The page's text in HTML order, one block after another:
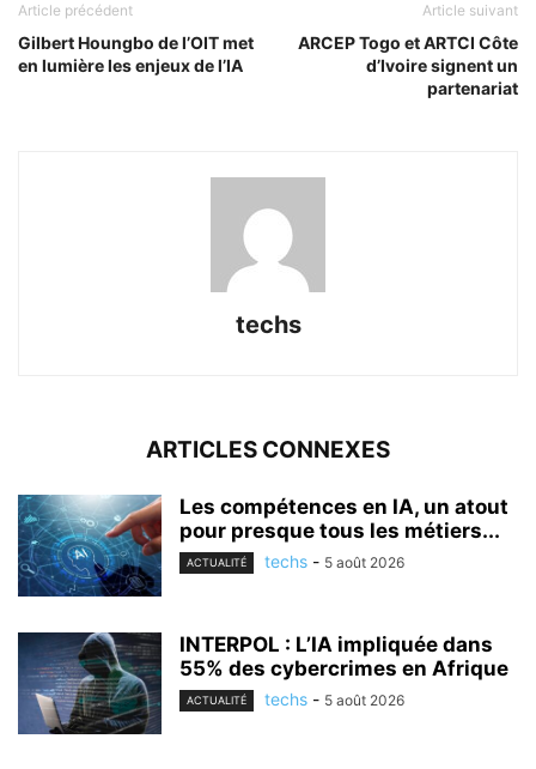
Article précédent
Gilbert Houngbo de l’OIT met
en lumière les enjeux de l’IA
Article suivant
ARCEP Togo et ARTCI Côte
d’Ivoire signent un
partenariat
techs
ARTICLES CONNEXES
Les compétences en IA, un atout
pour presque tous les métiers...
ACTUALITÉ techs - 5 août 2026
INTERPOL : L’IA impliquée dans
55% des cybercrimes en Afrique
ACTUALITÉ techs - 5 août 2026